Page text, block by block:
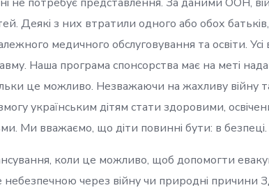
Деякі з них втратили одного або обох
медичного обслуговування та освіти.
Наша програма спонсорства має на меті
це можливо. Незважаючи на жахливу війну
українським дітям стати здоровими,
Ми вважаємо, що діти повинні бути: в безпеці.
коли це можливо, щоб допомогти
небезпечною через війну чи природні причини